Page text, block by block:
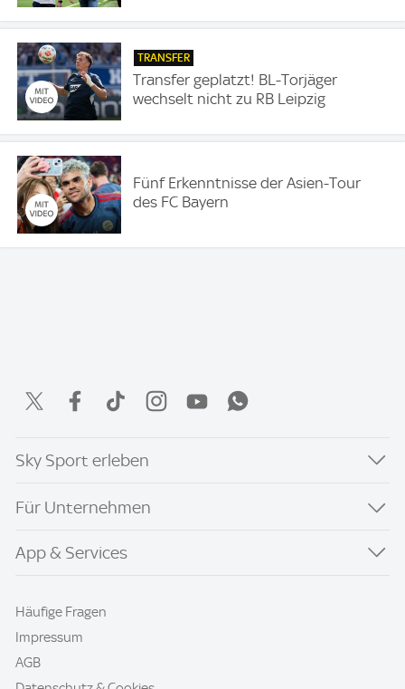
TRANSFER
Transfer geplatzt! BL-Torjäger
wechselt nicht zu RB Leipzig
Fünf Erkenntnisse der Asien-Tour
des FC Bayern
Sky Sport erleben
Für Unternehmen
App & Services
Häufige Fragen
Impressum
AGB